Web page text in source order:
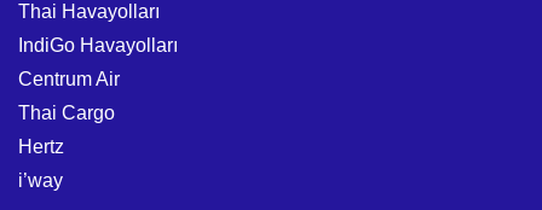
Thai Havayolları
IndiGo Havayolları
Centrum Air
Thai Cargo
Hertz
i’way